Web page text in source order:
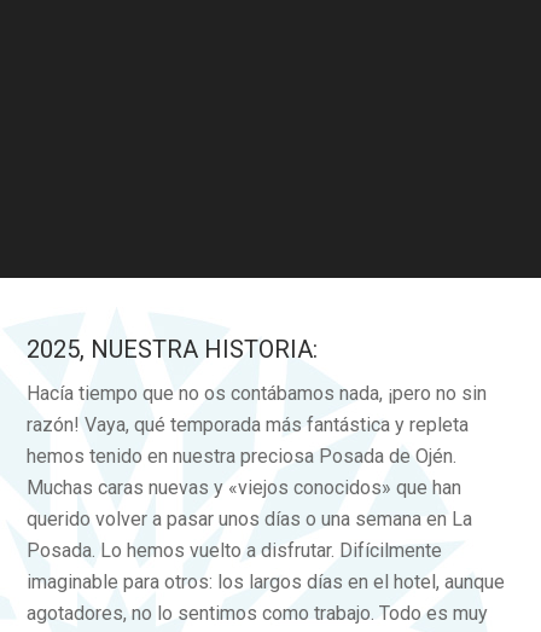
2025, NUESTRA HISTORIA:
Hacía tiempo que no os contábamos nada, ¡pero no sin
razón! Vaya, qué temporada más fantástica y repleta
hemos tenido en nuestra preciosa Posada de Ojén.
Muchas caras nuevas y «viejos conocidos» que han
querido volver a pasar unos días o una semana en La
Posada. Lo hemos vuelto a disfrutar. Difícilmente
imaginable para otros: los largos días en el hotel, aunque
agotadores, no lo sentimos como trabajo. Todo es muy